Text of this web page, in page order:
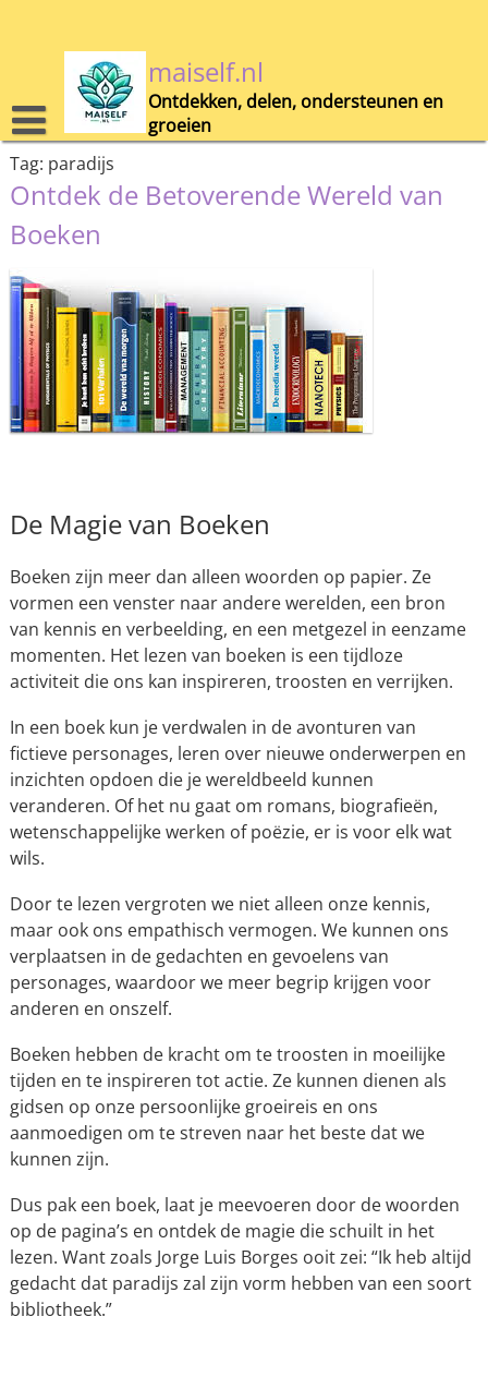
maiself.nl
Ontdekken, delen, ondersteunen en
groeien
Tag: paradijs
Ontdek de Betoverende Wereld van
Boeken
De Magie van Boeken
Boeken zijn meer dan alleen woorden op papier. Ze
vormen een venster naar andere werelden, een bron
van kennis en verbeelding, en een metgezel in eenzame
momenten. Het lezen van boeken is een tijdloze
activiteit die ons kan inspireren, troosten en verrijken.
In een boek kun je verdwalen in de avonturen van
fictieve personages, leren over nieuwe onderwerpen en
inzichten opdoen die je wereldbeeld kunnen
veranderen. Of het nu gaat om romans, biografieën,
wetenschappelijke werken of poëzie, er is voor elk wat
wils.
Door te lezen vergroten we niet alleen onze kennis,
maar ook ons empathisch vermogen. We kunnen ons
verplaatsen in de gedachten en gevoelens van
personages, waardoor we meer begrip krijgen voor
anderen en onszelf.
Boeken hebben de kracht om te troosten in moeilijke
tijden en te inspireren tot actie. Ze kunnen dienen als
gidsen op onze persoonlijke groeireis en ons
aanmoedigen om te streven naar het beste dat we
kunnen zijn.
Dus pak een boek, laat je meevoeren door de woorden
op de pagina’s en ontdek de magie die schuilt in het
lezen. Want zoals Jorge Luis Borges ooit zei: “Ik heb altijd
gedacht dat paradijs zal zijn vorm hebben van een soort
bibliotheek.”